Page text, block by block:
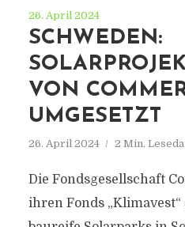
26. April 2024
SCHWEDEN:
VON
UMGESETZT
26. April 2024 2 Min.
Die Fondsgesellschaft
ihren Fonds